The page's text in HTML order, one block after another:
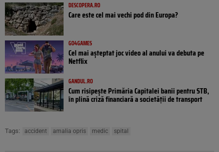
DESCOPERA.RO
Care este cel mai vechi pod din Europa?
GO4GAMES
Cel mai așteptat joc video al anului va debuta pe
Netflix
GANDUL.RO
Cum risipește Primăria Capitalei banii pentru STB,
în plină criză financiară a societății de transport
Tags: accident amalia opris medic spital